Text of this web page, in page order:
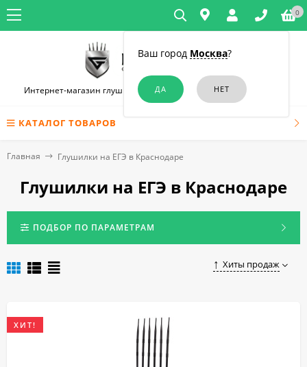
Ваш город Москва?
0
Интернет-магазин глушилок связи и диктофонов в Краснодаре
КАТАЛОГ ТОВАРОВ
Главная Глушилки на ЕГЭ в Краснодаре
Глушилки на ЕГЭ в Краснодаре
ПОДБОР ПО ПАРАМЕТРАМ
Хиты продаж
ХИТ!